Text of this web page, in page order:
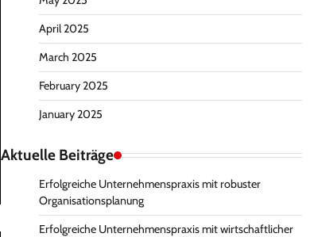
April 2025
March 2025
February 2025
January 2025
Aktuelle Beiträge
Erfolgreiche Unternehmenspraxis mit robuster
Organisationsplanung
Erfolgreiche Unternehmenspraxis mit wirtschaftlicher